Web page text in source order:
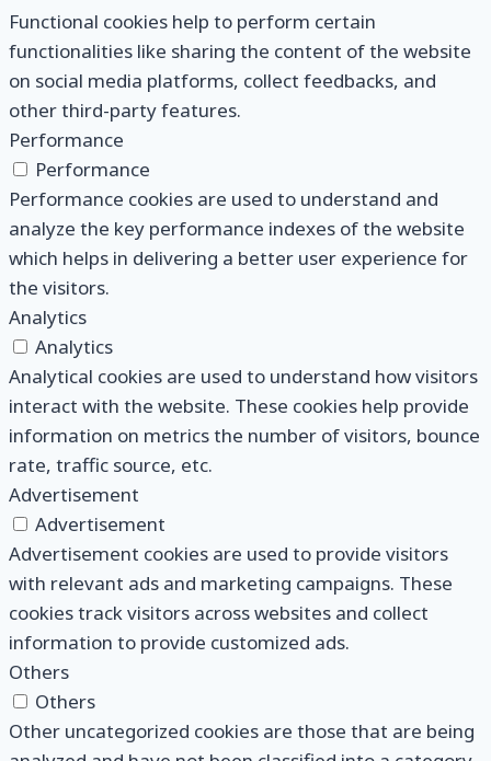
Functional cookies help to perform certain
functionalities like sharing the content of the website
on social media platforms, collect feedbacks, and
other third-party features.
Performance
Performance
Performance cookies are used to understand and
analyze the key performance indexes of the website
which helps in delivering a better user experience for
the visitors.
Analytics
Analytics
Analytical cookies are used to understand how visitors
interact with the website. These cookies help provide
information on metrics the number of visitors, bounce
rate, traffic source, etc.
Advertisement
Advertisement
Advertisement cookies are used to provide visitors
with relevant ads and marketing campaigns. These
cookies track visitors across websites and collect
information to provide customized ads.
Others
Others
Other uncategorized cookies are those that are being